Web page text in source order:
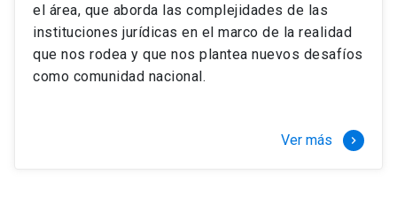
el área, que aborda las complejidades de las
instituciones jurídicas en el marco de la realidad
que nos rodea y que nos plantea nuevos desafíos
como comunidad nacional.
Ver más keyboard_arrow_right